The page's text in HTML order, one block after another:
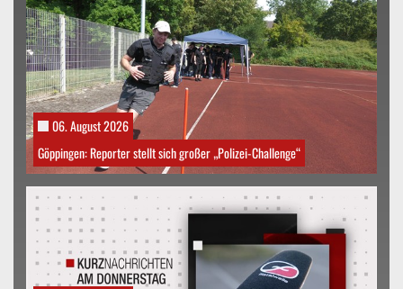
06. August 2026
Göppingen: Reporter stellt sich großer „Polizei-Challenge“